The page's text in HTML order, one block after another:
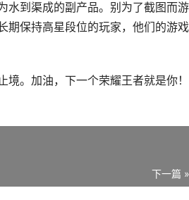
水到渠成的副产品。别为了截图而游
期保持高星段位的玩家，他们的游
。加油，下一个荣耀王者就是你！
下一篇 »